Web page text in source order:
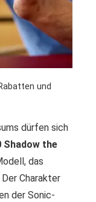
und
dürfen sich
Shadow the
das
Charakter
der Sonic-